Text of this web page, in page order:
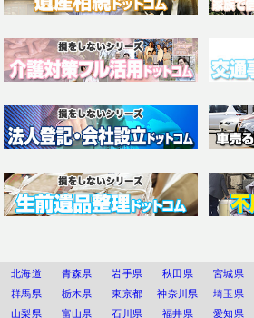
北海道 青森県 岩手県 秋田県 宮城県
群馬県
栃木県 東京都 神奈川県 埼玉県
山梨県
富山県 石川県 福井県 愛知県